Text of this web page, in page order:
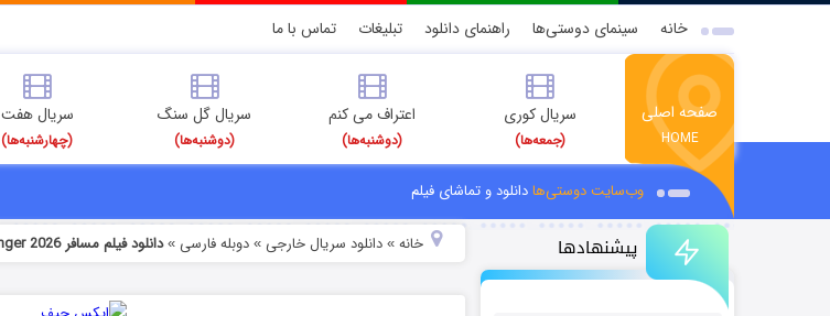
خانه سینمای دوستی‌ها راهنمای دانلود تبلیغات تماس با ما
صفحه اصلی
HOME
سریال کوری
(جمعه‌ها)
اعتراف می کنم
(دوشنبه‌ها)
سریال گل سنگ
(دوشنبه‌ها)
سریال هفت
(چهارشنبه‌ها)
وب‌سایت دوستی‌هادانلود و تماشای فیلم
پیشنهادها خانه» دانلود سریال خارجی » دوبله فارسی »دانلود فیلم مسافر The Passenger 2026